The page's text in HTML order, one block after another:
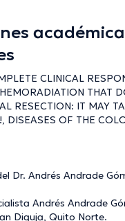
CLINICAL
THAT
RESECTION: IT MAY
DISEASES OF THE
Dr. Andrés Andrade
Andrés Andrade
Diguja, Quito Norte.